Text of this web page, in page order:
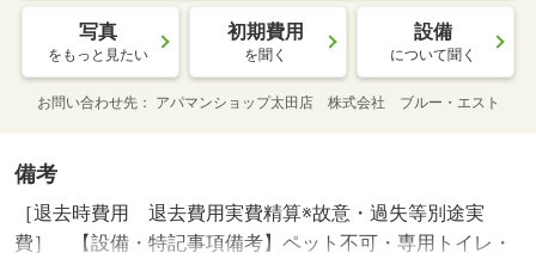
写真
をもっと見たい
初期費用
を聞く
設備
について聞く
お問い合わせ先 アパマンショップ太田店 株式会社 ブルー・エスト
備考
［退去時費用 退去費用実費精算※故意・過失等別途実
費］ 【設備・特記事項備考】ペット不可・専用トイレ・